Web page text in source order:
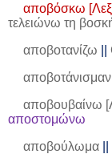
αποβόσκω
τελειώνω τη
αποβοτανίζω
αποβοτάνισμαν
αποβουβαίνω
αποστομώνω
αποβούλωμα||